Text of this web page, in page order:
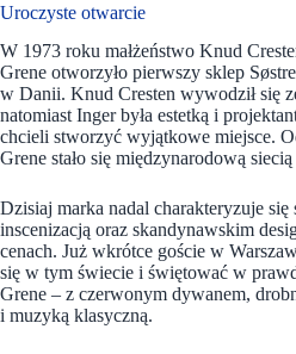
Uroczyste otwarcie
W 1973 roku małżeństwo Knud
Grene otworzyło pierwszy sklep
w Danii. Knud Cresten wywodził się
natomiast Inger była estetką i
chcieli stworzyć wyjątkowe miejsce.
Grene stało się międzynarodową
Dzisiaj marka nadal charakteryzuje się
inscenizacją oraz skandynawskim
cenach. Już wkrótce goście w
się w tym świecie i świętować w
Grene – z czerwonym dywanem,
i muzyką klasyczną.